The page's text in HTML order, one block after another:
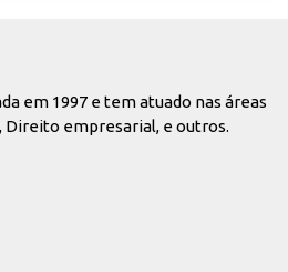
em 1997 e tem atuado nas áreas
Direito empresarial, e outros.